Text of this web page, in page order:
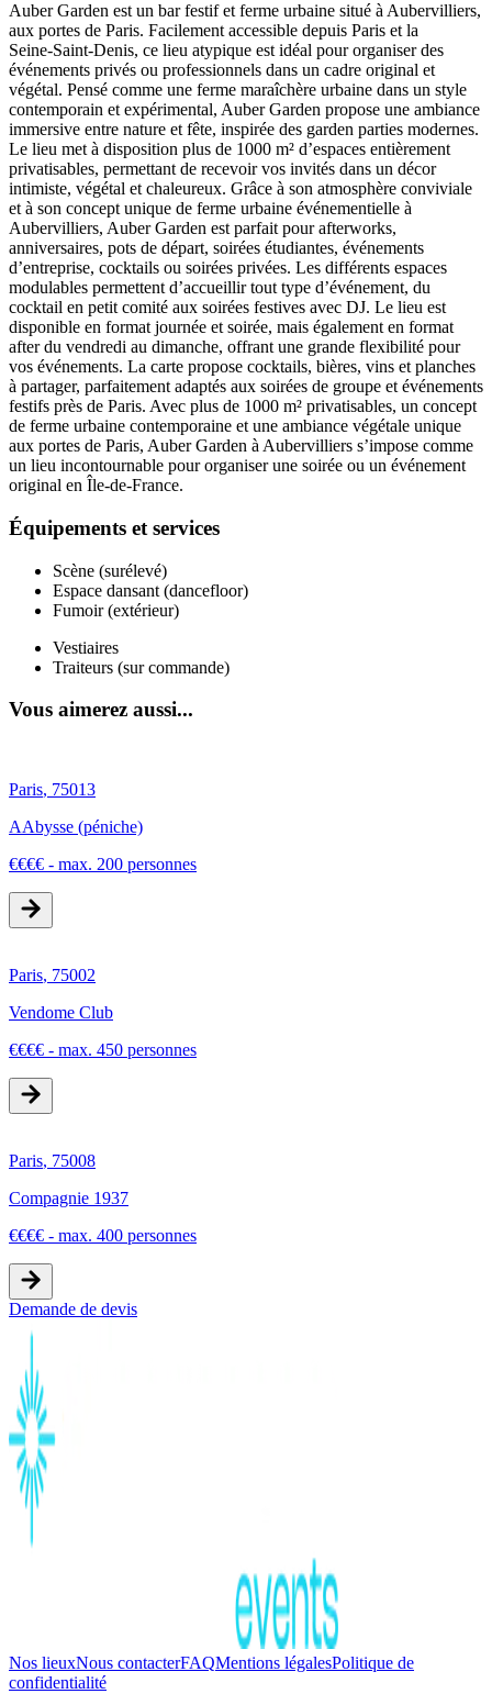
Auber Garden est un bar festif et ferme urbaine situé à Aubervilliers,
aux portes de Paris. Facilement accessible depuis Paris et la
Seine‑Saint‑Denis, ce lieu atypique est idéal pour organiser des
événements privés ou professionnels dans un cadre original et
végétal. Pensé comme une ferme maraîchère urbaine dans un style
contemporain et expérimental, Auber Garden propose une ambiance
immersive entre nature et fête, inspirée des garden parties modernes.
Le lieu met à disposition plus de 1000 m² d’espaces entièrement
privatisables, permettant de recevoir vos invités dans un décor
intimiste, végétal et chaleureux. Grâce à son atmosphère conviviale
et à son concept unique de ferme urbaine événementielle à
Aubervilliers, Auber Garden est parfait pour afterworks,
anniversaires, pots de départ, soirées étudiantes, événements
d’entreprise, cocktails ou soirées privées. Les différents espaces
modulables permettent d’accueillir tout type d’événement, du
cocktail en petit comité aux soirées festives avec DJ. Le lieu est
disponible en format journée et soirée, mais également en format
after du vendredi au dimanche, offrant une grande flexibilité pour
vos événements. La carte propose cocktails, bières, vins et planches
à partager, parfaitement adaptés aux soirées de groupe et événements
festifs près de Paris. Avec plus de 1000 m² privatisables, un concept
de ferme urbaine contemporaine et une ambiance végétale unique
aux portes de Paris, Auber Garden à Aubervilliers s’impose comme
un lieu incontournable pour organiser une soirée ou un événement
original en Île‑de‑France.
Équipements et services
Scène (surélevé)
Espace dansant (dancefloor)
Fumoir (extérieur)
Vestiaires
Traiteurs (sur commande)
Vous aimerez aussi...
Paris, 75013
AAbysse (péniche)
€€€€ - max. 200 personnes
Paris, 75002
Vendome Club
€€€€ - max. 450 personnes
Paris, 75008
Compagnie 1937
€€€€ - max. 400 personnes
Demande de devis
Nos lieuxNous contacterFAQMentions légalesPolitique de
confidentialité